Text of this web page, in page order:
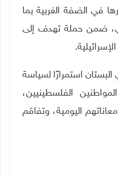
تدميرها في الضفة الغربية بما
ضمن حملة تهدف إلى
.
استمرارًا لسياسة
الفلسطينيين،
اليومية، وتفاقم